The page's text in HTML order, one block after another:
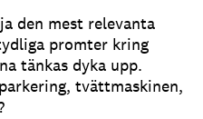
den mest relevanta
promter kring
tänkas dyka upp.
tvättmaskinen,